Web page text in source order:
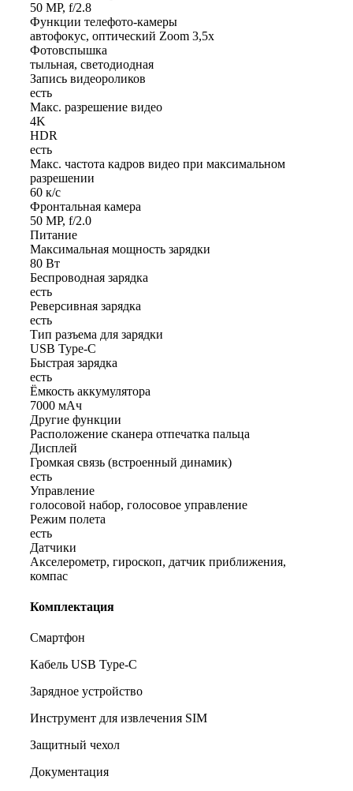
50 MP, f/2.8
Функции телефото-камеры
автофокус, оптический Zoom 3,5x
Фотовспышка
тыльная, светодиодная
Запись видеороликов
есть
Макс. разрешение видео
4K
HDR
есть
Макс. частота кадров видео при максимальном
разрешении
60 к/c
Фронтальная камера
50 MP, f/2.0
Питание
Максимальная мощность зарядки
80 Вт
Беспроводная зарядка
есть
Реверсивная зарядка
есть
Тип разъема для зарядки
USB Type-C
Быстрая зарядка
есть
Ёмкость аккумулятора
7000 мАч
Другие функции
Расположение сканера отпечатка пальца
Дисплей
Громкая связь (встроенный динамик)
есть
Управление
голосовой набор, голосовое управление
Режим полета
есть
Датчики
Акселерометр, гироскоп, датчик приближения,
компас
Комплектация
Смартфон
Кабель USB Type-C
Зарядное устройство
Инструмент для извлечения SIM
Защитный чехол
Документация